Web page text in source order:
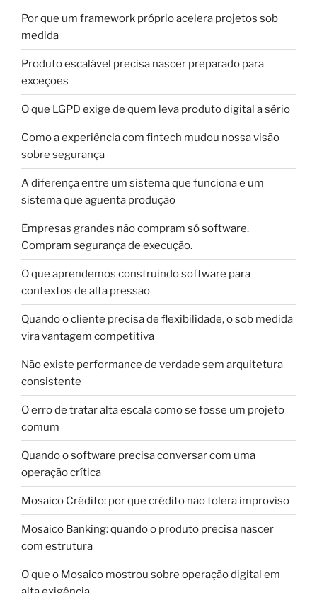
Por que um framework próprio acelera projetos sob
medida
Produto escalável precisa nascer preparado para
exceções
O que LGPD exige de quem leva produto digital a sério
Como a experiência com fintech mudou nossa visão
sobre segurança
A diferença entre um sistema que funciona e um
sistema que aguenta produção
Empresas grandes não compram só software.
Compram segurança de execução.
O que aprendemos construindo software para
contextos de alta pressão
Quando o cliente precisa de flexibilidade, o sob medida
vira vantagem competitiva
Não existe performance de verdade sem arquitetura
consistente
O erro de tratar alta escala como se fosse um projeto
comum
Quando o software precisa conversar com uma
operação crítica
Mosaico Crédito: por que crédito não tolera improviso
Mosaico Banking: quando o produto precisa nascer
com estrutura
O que o Mosaico mostrou sobre operação digital em